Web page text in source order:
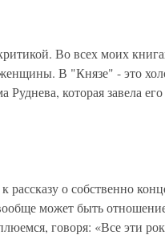
Во всех моих
В "Князе" - это
которая завела
о собственно
может быть
говоря: «Все эти